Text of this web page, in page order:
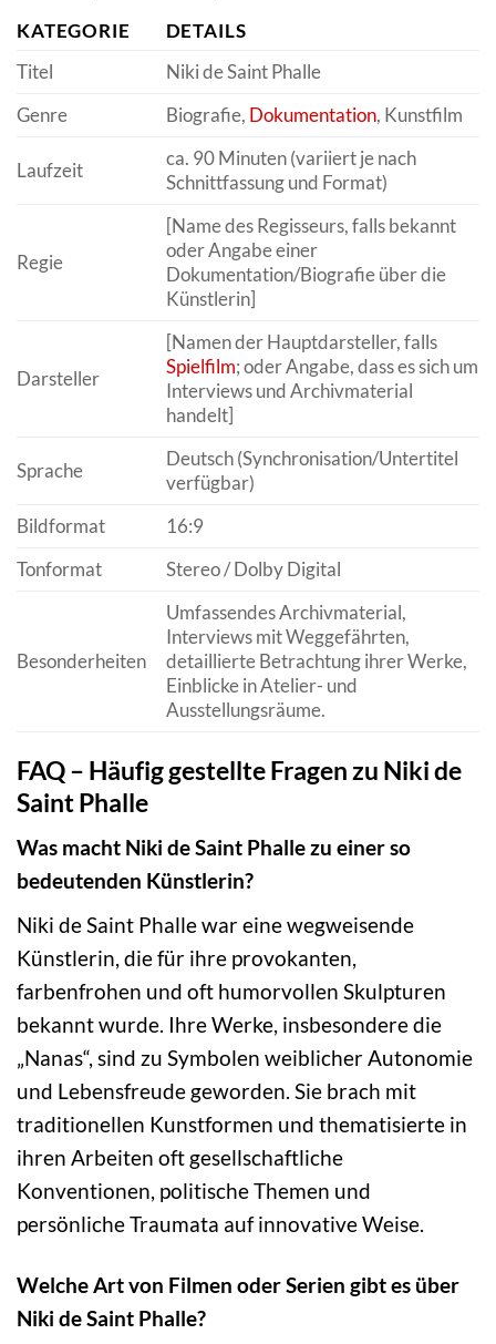
KATEGORIE
DETAILS
Titel
Niki de Saint Phalle
Genre
Biografie, Dokumentation, Kunstfilm
Laufzeit
ca. 90 Minuten (variiert je nach
Schnittfassung und Format)
Regie
[Name des Regisseurs, falls bekannt
oder Angabe einer
Dokumentation/Biografie über die
Künstlerin]
Darsteller
[Namen der Hauptdarsteller, falls
Spielfilm; oder Angabe, dass es sich um
Interviews und Archivmaterial
handelt]
Sprache
Deutsch (Synchronisation/Untertitel
verfügbar)
Bildformat
16:9
Tonformat
Stereo / Dolby Digital
Besonderheiten
Umfassendes Archivmaterial,
Interviews mit Weggefährten,
detaillierte Betrachtung ihrer Werke,
Einblicke in Atelier- und
Ausstellungsräume.
FAQ – Häufig gestellte Fragen zu Niki de
Saint Phalle
Was macht Niki de Saint Phalle zu einer so
bedeutenden Künstlerin?
Niki de Saint Phalle war eine wegweisende
Künstlerin, die für ihre provokanten,
farbenfrohen und oft humorvollen Skulpturen
bekannt wurde. Ihre Werke, insbesondere die
„Nanas“, sind zu Symbolen weiblicher Autonomie
und Lebensfreude geworden. Sie brach mit
traditionellen Kunstformen und thematisierte in
ihren Arbeiten oft gesellschaftliche
Konventionen, politische Themen und
persönliche Traumata auf innovative Weise.
Welche Art von Filmen oder Serien gibt es über
Niki de Saint Phalle?